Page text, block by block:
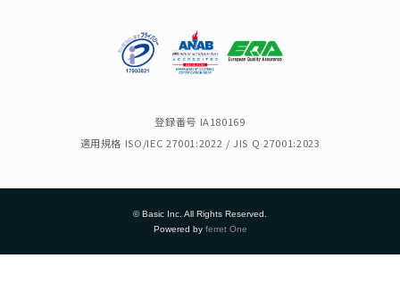
登録番号 IA180169
適用規格 ISO/IEC 27001:2022 / JIS Q 27001:2023
© Basic Inc. All Rights Reserved.
Powered by ferret One